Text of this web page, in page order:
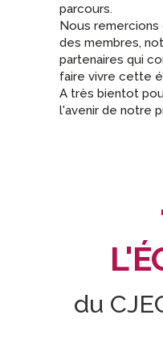
parcours.
Nous
des membres,
partenaires qui
faire vivre cette
A très bientot
l'avenir de notre
du